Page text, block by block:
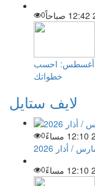
0
طالع الأبراج: برج الأسد.. حظك اليوم الجمعة 1 أغسطس: احسب
خطواتك
لايف ستايل
0
0